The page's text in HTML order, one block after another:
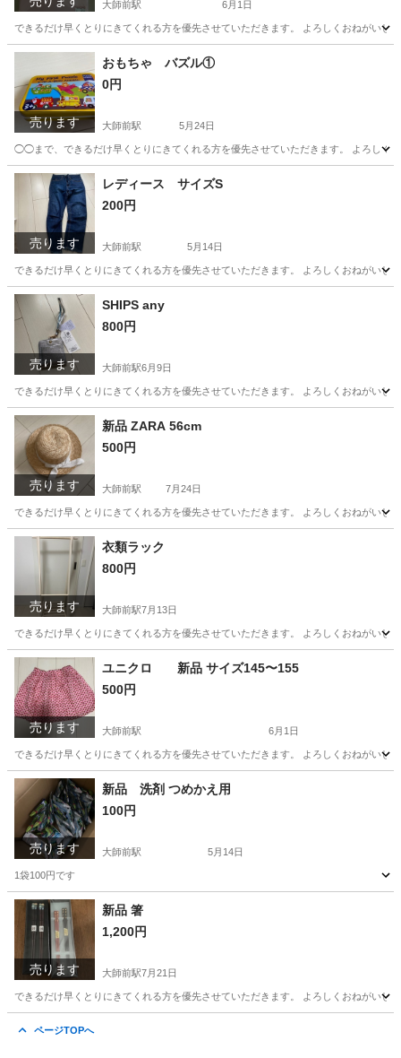
大師前駅 6月1日
できるだけ早くとりにきてくれる方を優先させていただきます。 よろしくおねがいし
東京 足立区 大師前駅 寝具
売ります
おもちゃ バズル①
0円
大師前駅 5月24日
◯◯まで、できるだけ早くとりにきてくれる方を優先させていただきます。 よろしく
東京 足立区 大師前駅 おもちゃ
売ります
レディース サイズS
200円
大師前駅 5月14日
できるだけ早くとりにきてくれる方を優先させていただきます。 よろしくおねがいし
東京 足立区
売ります
SHIPS any
800円
大師前駅6月9日
できるだけ早くとりにきてくれる方を優先させていただきます。 よろしくおねがいし
東京 足立区 大師前駅
売ります
新品 ZARA 56cm
500円
大師前駅 7月24日
できるだけ早くとりにきてくれる方を優先させていただきます。 よろしくおねがいし
東京 足立区 大師前駅
売ります
衣類ラック
800円
大師前駅7月13日
できるだけ早くとりにきてくれる方を優先させていただきます。 よろしくおねがいし
東京 足立区 大師前駅 収納家具
売ります
ユニクロ 新品 サイズ145〜155
500円
大師前駅 6月1日
できるだけ早くとりにきてくれる方を優先させていただきます。 よろしくおねがいし
東京 足立区 大師前駅 キッズ用品
売ります
新品 洗剤 つめかえ用
100円
大師前駅 5月14日
1袋100円です
東京 足立区 大師前駅
売ります
新品 箸
1,200円
大師前駅7月21日
できるだけ早くとりにきてくれる方を優先させていただきます。 よろしくおねがいし
ページTOPへ